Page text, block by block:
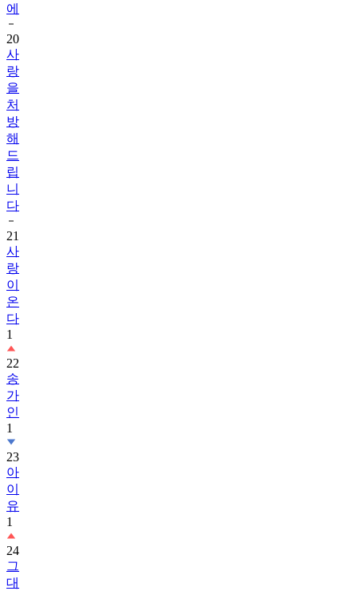
에
20
사
랑
을
처
방
해
드
립
니
다
21
사
랑
이
온
다
1
22
송
가
인
1
23
아
이
유
1
24
그
대